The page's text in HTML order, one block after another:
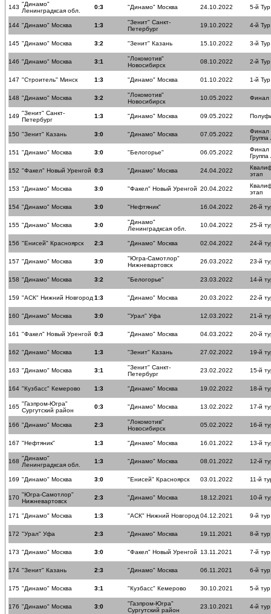
143 "Динамо"
Ленинградксая обл.
0:3 "Динамо" Москва 24.10.2022 5-й Тур
144 "Динамо" Москва 1:3
"Зенит" Санкт-
Петербург
19.10.2022 4-й Тур
145 "Динамо" Москва 3:2 "Зенит" Казань 15.10.2022 3-й Тур
146 "Динамо" Москва 3:1
"Локомотив"
Новосибирск
08.10.2022 2-й Тур
147 "Строитель" Минск 1:3 "Динамо" Москва 01.10.2022 1-й Тур
148 "Динамо" Москва 3:2
"Локомотив"
Новосибирск
10.05.2022 Финал
149 "Зенит" Санкт-
Петербург
1:3 "Динамо" Москва 09.05.2022
150 "Зенит" Казань 3:0 "Динамо" Москва 07.05.2022
Финал
Группа
151 "Динамо" Москва 3:0 "Белогорье" 06.05.2022
Финал
Группа
152 "Факел" Новый Уренгой 0:3 "Динамо" Москва 24.04.2022
этап
153 "Динамо" Москва 3:0 "Факел" Новый Уренгой 20.04.2022
этап
154 "Динамо" Москва 3:0 "Нефтяник" 16.04.2022 26-й
155 "Динамо" Москва 3:0
"Динамо"
Ленинградксая обл.
10.04.2022 25-й
156 "Енисей" Красноярск 2:3 "Динамо" Москва 02.04.2022 24-й
157 "Динамо" Москва 3:0
"Югра-Самотлор"
Нижневартовск
26.03.2022 23-й
158 "Динамо" Москва 3:2 "Белогорье" 23.03.2022 14-й
159 "АСК" Нижний Новгород 1:3 "Динамо" Москва 20.03.2022 22-й
160 "Динамо" Москва 3:0 "Урал" Уфа 12.03.2022 21-й
161 "Факел" Новый Уренгой 0:3 "Динамо" Москва 04.03.2022 20-й
162 "Динамо" Москва 1:3 "Зенит" Казань 27.02.2022 19-й
163 "Динамо" Москва 3:1
"Зенит" Санкт-
Петербург
23.02.2022 15-й
164 "Кузбасс" Кемерово 1:3 "Динамо" Москва 19.02.2022 18-й
165 "Газпром-Югра"
Сургутский район
0:3 "Динамо" Москва 13.02.2022 17-й
166 "Динамо" Москва 2:3
"Локомотив"
Новосибирск
05.02.2022 16-й
167 "Нефтяник" 1:3 "Динамо" Москва 16.01.2022 13-й
168 "Динамо"
Ленинградксая обл.
1:3 "Динамо" Москва 08.01.2022 12-й
169 "Динамо" Москва 3:0 "Енисей" Красноярск 03.01.2022 11-й
170 "Югра-Самотлор"
Нижневартовск
2:3 "Динамо" Москва 18.12.2021 10-й
171 "Динамо" Москва 1:3 "АСК" Нижний Новгород 04.12.2021 9-й тур
172 "Урал" Уфа 2:3 "Динамо" Москва 19.11.2021 8-й тур
173 "Динамо" Москва 3:0 "Факел" Новый Уренгой 13.11.2021 7-й тур
174 "Зенит" Казань 2:3 "Динамо" Москва 06.11.2021 6-й тур
175 "Динамо" Москва 3:1 "Кузбасс" Кемерово 30.10.2021 5-й тур
176 "Динамо" Москва 3:0
"Газпром-Югра"
Сургутский район
23.10.2021 4-й тур